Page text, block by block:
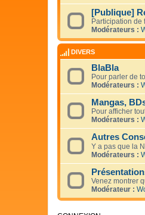
[Publique]
Participation de
Modérateurs :
DIVERS
BlaBla
Pour parler de
Modérateurs :
Mangas,
Pour afficher
Modérateurs :
Autres
Y a pas que la
Modérateurs :
Venez montrer
Modérateur :